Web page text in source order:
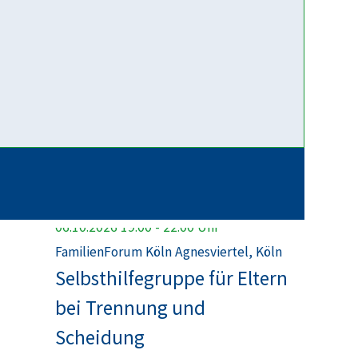
schütze ich die Bindung zu
06.10.2026 19:00 - 22:00 Uhr
FamilienForum Köln Agnesviertel, Köln
Selbsthilfegruppe für Eltern
bei Trennung und
Scheidung